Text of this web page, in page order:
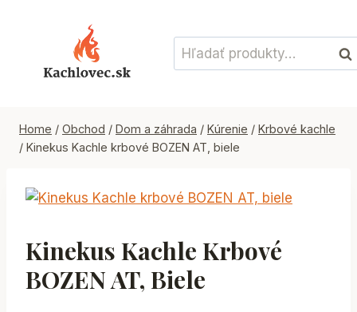
Hľadať:
Home / Obchod / Dom a záhrada / Kúrenie / Krbové kachle
/ Kinekus Kachle krbové BOZEN AT, biele
Kinekus Kachle Krbové
BOZEN AT, Biele